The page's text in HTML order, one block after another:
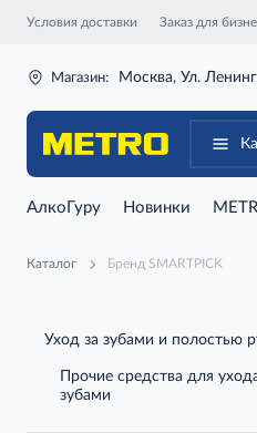
Условия доставки Заказ для
Магазин: Москва, Ул.
АлкоГуру Новинки
Каталог Бренд SMARTPICK
Уход за зубами и полостью
Прочие средства для
зубами